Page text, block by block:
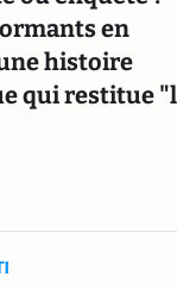
en
histoire
qui restitue